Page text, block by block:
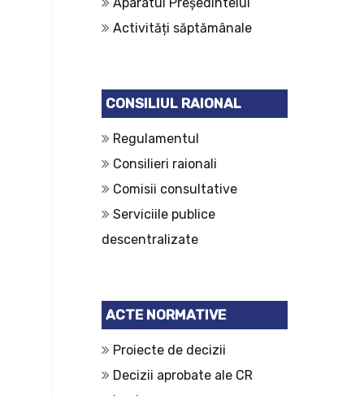
Activități săptămânale
CONSILIUL RAIONAL
Regulamentul
Consilieri raionali
Comisii consultative
Serviciile publice
descentralizate
ACTE NORMATIVE
Proiecte de decizii
Decizii aprobate ale CR